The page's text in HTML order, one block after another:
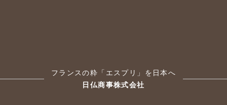
フランスの粋「エスプリ」を日本へ
日仏商事株式会社